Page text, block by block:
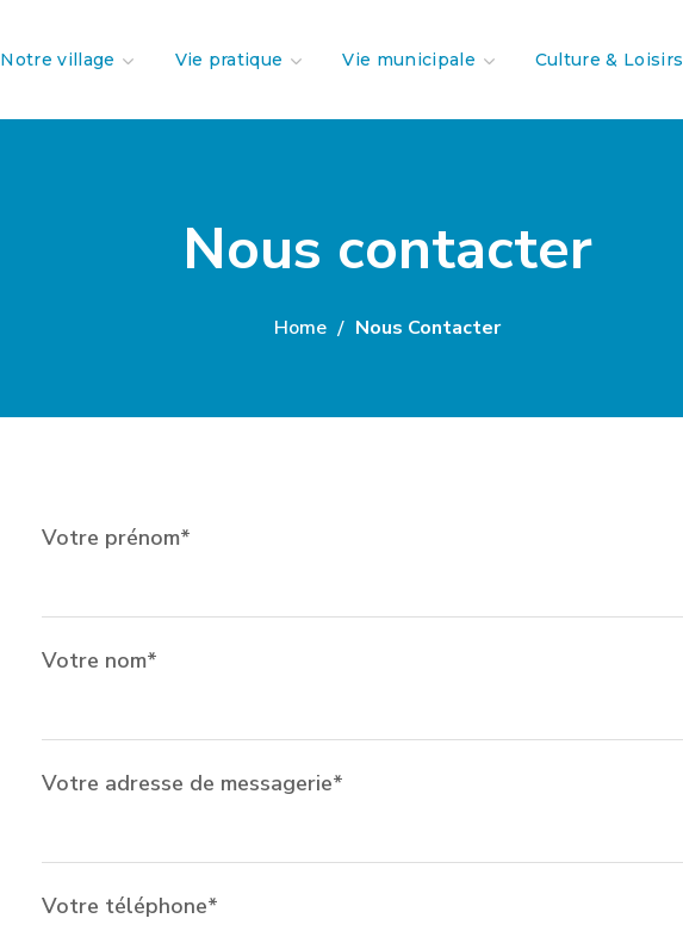
Notre village Vie pratique Vie municipale Culture & Loisirs
Nous contacter
Home Nous Contacter
Votre prénom*
Votre nom*
Votre adresse de messagerie*
Votre téléphone*